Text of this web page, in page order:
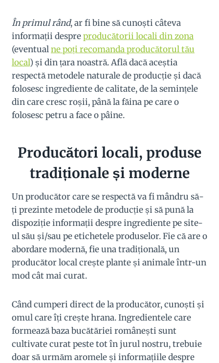
În primul rând, ar fi bine să cunoști câteva
informații despreproducătorii locali din zona
(eventualne poți recomanda producătorul tău
local) și din țara noastră. Află dacă aceștia
respectă metodele naturale de producție și dacă
folosesc ingrediente de calitate, de la semințele
din care cresc roșii, până la făina pe care o
folosesc petru a face o pâine.
Producători locali, produse
tradiționale și moderne
Un producător care se respectă va fi mândru să-
ți prezinte metodele de producție și să pună la
dispoziție informații despre ingrediente pe site-
ul său și/sau pe etichetele produselor. Fie că are o
abordare modernă, fie una tradițională, un
producător local crește plante și animale într-un
mod cât mai curat.
Când cumperi direct de la producător, cunoști și
omul care îți crește hrana. Ingredientele care
formează baza bucătăriei românești sunt
cultivate curat peste tot în jurul nostru, trebuie
doar să urmăm aromele și informațiile despre